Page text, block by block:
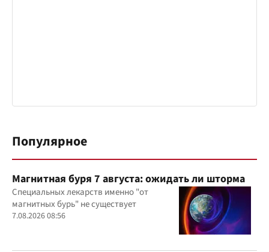
Популярное
Магнитная буря 7 августа: ожидать ли шторма
Специальных лекарств именно "от
магнитных бурь" не существует
7.08.2026 08:56